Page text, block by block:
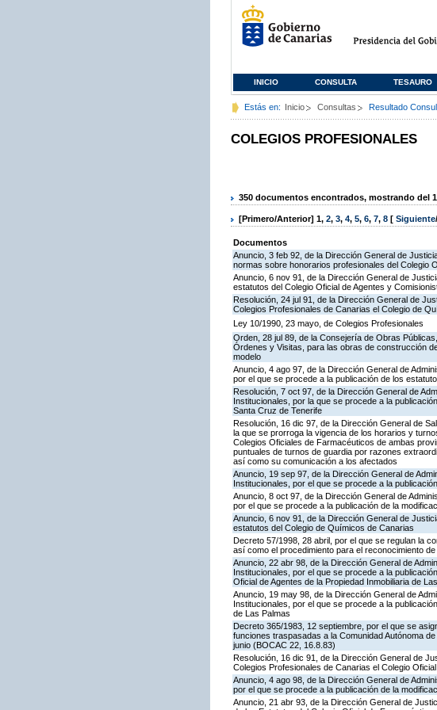
INICIO CONSULTA TESAURO
Estás en: Inicio Consultas Resultado
COLEGIOS PROFESIONALES
350 documentos encontrados, mostrando del 1
[Primero/Anterior] 1, 2, 3, 4, 5, 6, 7, 8 [ Siguiente/
Documentos
Anuncio, 3 feb 92, de la Dirección General de
normas sobre honorarios profesionales del Colegio
Anuncio, 6 nov 91, de la Dirección General de
estatutos del Colegio Oficial de Agentes y
Resolución, 24 jul 91, de la Dirección General de
Colegios Profesionales de Canarias el Colegio de
Ley 10/1990, 23 mayo, de Colegios Profesionales
Orden, 28 jul 89, de la Consejería de Obras
Órdenes y Visitas, para las obras de construcción
modelo
Anuncio, 4 ago 97, de la Dirección General de
por el que se procede a la publicación de los
Resolución, 7 oct 97, de la Dirección General de
Institucionales, por la que se procede a la
Santa Cruz de Tenerife
Resolución, 16 dic 97, de la Dirección General de
la que se prorroga la vigencia de los horarios y
Colegios Oficiales de Farmacéuticos de ambas
puntuales de turnos de guardia por razones
así como su comunicación a los afectados
Anuncio, 19 sep 97, de la Dirección General de
Institucionales, por el que se procede a la
Anuncio, 8 oct 97, de la Dirección General de
por el que se procede a la publicación de la
Anuncio, 6 nov 91, de la Dirección General de
estatutos del Colegio de Químicos de Canarias
Decreto 57/1998, 28 abril, por el que se regulan la
así como el procedimiento para el reconocimiento
Anuncio, 22 abr 98, de la Dirección General de
Institucionales, por el que se procede a la
Oficial de Agentes de la Propiedad Inmobiliaria de
Anuncio, 19 may 98, de la Dirección General de
Institucionales, por el que se procede a la
de Las Palmas
Decreto 365/1983, 12 septiembre, por el que se
funciones traspasadas a la Comunidad Autónoma
junio (BOCAC 22, 16.8.83)
Resolución, 16 dic 91, de la Dirección General de
Colegios Profesionales de Canarias el Colegio
Anuncio, 4 ago 98, de la Dirección General de
por el que se procede a la publicación de la
Anuncio, 21 abr 93, de la Dirección General de